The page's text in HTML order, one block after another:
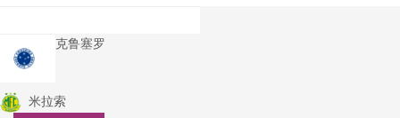
克鲁塞罗
米拉索